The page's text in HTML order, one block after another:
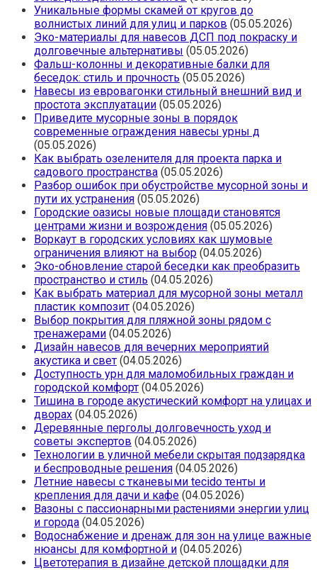
Уникальные формы скамей от кругов до
волнистых линий для улиц и парков (05.05.2026)
Эко-материалы для навесов ДСП под покраску и
долговечные альтернативы (05.05.2026)
Фальш-колонны и декоративные балки для
беседок: стиль и прочность (05.05.2026)
Навесы из евровагонки стильный внешний вид и
простота эксплуатации (05.05.2026)
Приведите мусорные зоны в порядок
современные ограждения навесы урны д
(05.05.2026)
Как выбрать озеленителя для проекта парка и
садового пространства (05.05.2026)
Разбор ошибок при обустройстве мусорной зоны и
пути их устранения (05.05.2026)
Городские оазисы новые площади становятся
центрами жизни и возрождения (05.05.2026)
Воркаут в городских условиях как шумовые
ограничения влияют на выбор (04.05.2026)
Эко-обновление старой беседки как преобразить
пространство и стиль (04.05.2026)
Как выбрать материал для мусорной зоны металл
пластик композит (04.05.2026)
Выбор покрытия для пляжной зоны рядом с
тренажерами (04.05.2026)
Дизайн навесов для вечерних мероприятий
акустика и свет (04.05.2026)
Доступность урн для маломобильных граждан и
городской комфорт (04.05.2026)
Тишина в городе акустический комфорт на улицах и
дворах (04.05.2026)
Деревянные перголы долговечность уход и
советы экспертов (04.05.2026)
Технологии в уличной мебели скрытая подзарядка
и беспроводные решения (04.05.2026)
Летние навесы с тканевыми tecido тенты и
крепления для дачи и кафе (04.05.2026)
Вазоны с пассионарными растениями энергии улиц
и города (04.05.2026)
Водоснабжение и дренаж для зон на улице важные
нюансы для комфортной и (04.05.2026)
Цветотерапия в дизайне детской площадки для